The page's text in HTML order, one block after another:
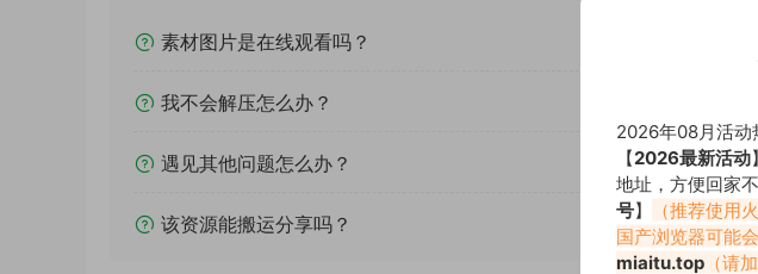
素材图片是在线观看吗？
我不会解压怎么办？
遇见其他问题怎么办？
该资源能搬运分享吗？
2026年08月活动
【2026最新活动
地址，方便回家
号】
（推荐使用
国产浏览器可能
miaitu.top （请